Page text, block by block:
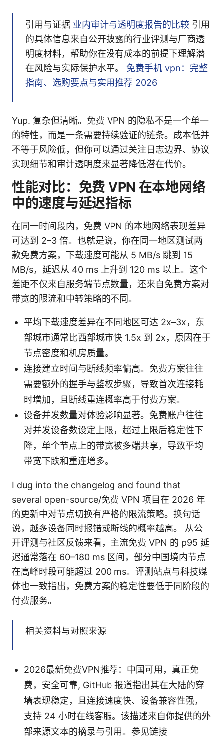
引用与证据 业内审计与透明度报告的比较 引用
的具体信息来自公开披露的行业评测与厂商透
明度材料，帮助你在没有成本的前提下理解潜
在风险与实际保护水平。 免费手机 vpn：完整
指南、选购要点与实用推荐 2026
Yup. 复杂但清晰。免费 VPN 的隐私不是一个单一
的特性，而是一条需要持续验证的链条。成本低并
不等于风险低，但你可以通过关注日志边界、协议
实现细节和审计透明度来显著降低潜在代价。
性能对比：免费 VPN 在本地网络
中的速度与延迟指标
在同一时间段内，免费 VPN 的本地网络表现差异
可达到 2–3 倍。也就是说，你在同一地区测试两
款免费方案，下载速度可能从 5 MB/s 跳到 15
MB/s，延迟从 40 ms 上升到 120 ms 以上。这个
差距不仅来自服务端节点数量，还来自免费方案对
带宽的限流和中转策略的不同。
平均下载速度差异在不同地区可达 2x–3x，东
部城市通常比西部城市快 1.5x 到 2x，原因在于
节点密度和机房质量。
连接建立时间与断线频率偏高。免费方案往往
需要额外的握手与鉴权步骤，导致首次连接耗
时增加，且断线重连概率高于付费方案。
设备并发数量对体验影响显著。免费账户往往
对并发设备数设定上限，超过上限后稳定性下
降，单个节点上的带宽被多端共享，导致平均
带宽下跌和重连增多。
I dug into the changelog and found that
several open-source/免费 VPN 项目在 2026 年
的更新中对节点切换有严格的限流策略。换句话
说，越多设备同时报错或断线的概率越高。 从公
开评测与社区反馈来看，主流免费 VPN 的 p95 延
迟通常落在 60–180 ms 区间，部分中国境内节点
在高峰时段可能超过 200 ms。评测站点与科技媒
体也一致指出，免费方案的稳定性要低于同阶段的
付费服务。
相关资料与对照来源
2026最新免费VPN推荐：中国可用，真正免
费，安全可靠, GitHub 报道指出其在大陆的穿
墙表现稳定，且连接速度快、设备兼容性强，
支持 24 小时在线客服。该描述来自你提供的外
部来源文本的摘录与引用。参见链接